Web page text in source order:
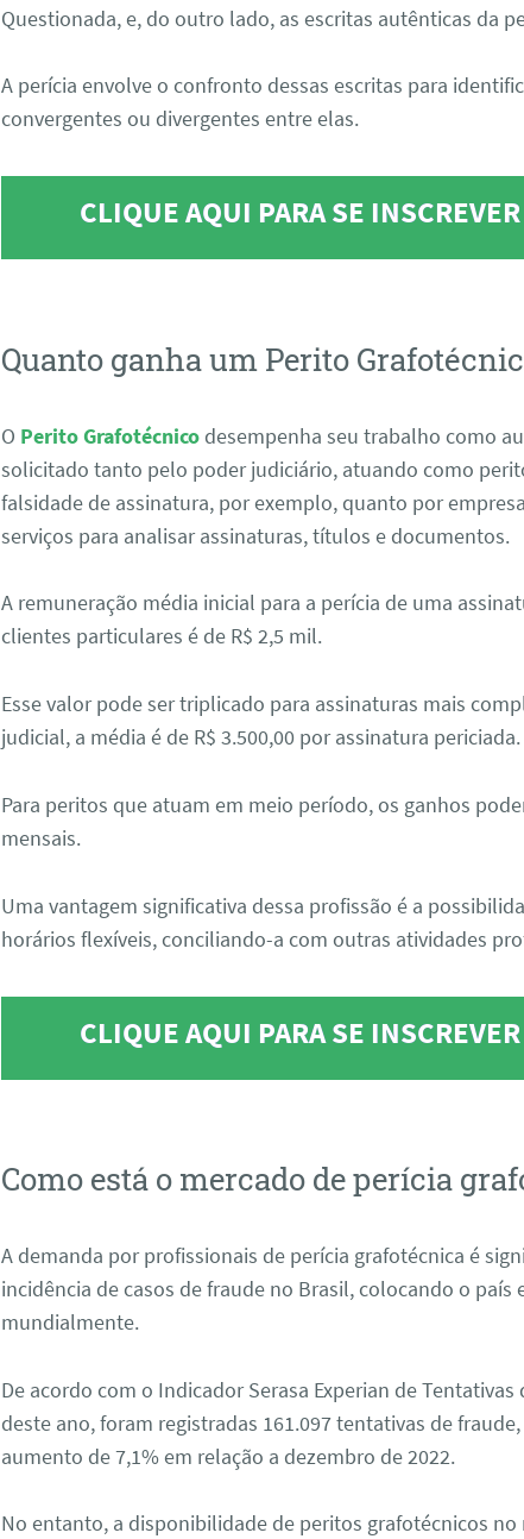
Questionada, e, do outro lado, as escritas autênticas da
A perícia envolve o confronto dessas escritas para
convergentes ou divergentes entre elas.
CLIQUE AQUI PARA SE
Quanto ganha um Perito
O Perito Grafotécnico desempenha seu trabalho como
solicitado tanto pelo poder judiciário, atuando como
falsidade de assinatura, por exemplo, quanto por
serviços para analisar assinaturas, títulos e documentos.
A remuneração média inicial para a perícia de uma
clientes particulares é de R$ 2,5 mil.
Esse valor pode ser triplicado para assinaturas mais
judicial, a média é de R$ 3.500,00 por assinatura periciada.
Para peritos que atuam em meio período, os ganhos
mensais.
Uma vantagem significativa dessa profissão é a
horários flexíveis, conciliando-a com outras atividades
CLIQUE AQUI PARA SE
Como está o mercado de perícia
A demanda por profissionais de perícia grafotécnica é
incidência de casos de fraude no Brasil, colocando o país
mundialmente.
De acordo com o Indicador Serasa Experian de Tentativas
deste ano, foram registradas 161.097 tentativas de
aumento de 7,1% em relação a dezembro de 2022.
No entanto, a disponibilidade de peritos grafotécnicos